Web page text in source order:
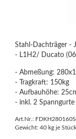
Stahl-Dachträger -
- L1H2/ Ducato
- Abmeßung:
- Tragkraft: 150kg
- Aufbauhöhe:
- inkl. 2 Spanngurte
Art.Nr.: FDKH280160S
Gewicht: 40 kg je Stück